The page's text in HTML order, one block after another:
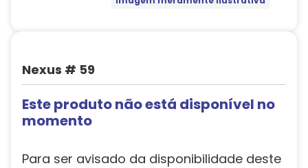
Nexus # 59
Este produto não está disponível no
momento
Para ser avisado da disponibilidade deste